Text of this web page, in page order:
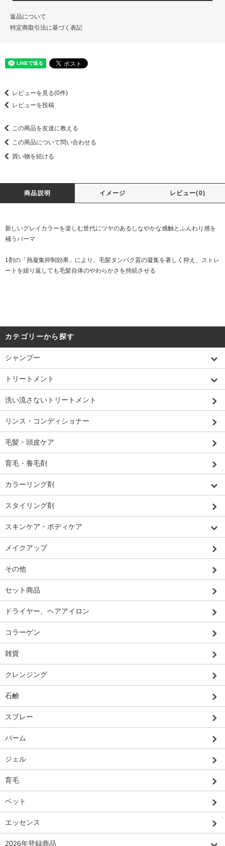
返品について
特定商取引法に基づく表記
レビューを見る(0件)
レビューを投稿
この商品を友達に教える
この商品について問い合わせる
買い物を続ける
商品説明 イメージ レビュー(0)
新しいグレイカラーを楽しむ世代にツヤのあるしなやかな感触とふんわり感を
補うパーマ
1剤の「熱凝集抑制効果」により、毛髪タンパク質の凝集を著しく抑え、ストレ
ートを繰り返しても毛髪自体のやわらかさを持続させる
カテゴリーから探す
シャンプー
トリートメント
洗い流さないトリートメント
リンス・コンディショナー
毛髪・頭皮ケア
育毛・養毛剤
カラーリング剤
スタイリング剤
スキンケア・ボディケア
メイクアップ
その他
セット商品
ドライヤー、ヘアアイロン
コラーゲン
雑貨
クレンジング
石鹸
スプレー
バーム
ジェル
育毛
ペット
エッセンス
2026年登録商品